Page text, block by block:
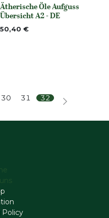
None
Ätherische Öle Aufguss
Übersicht A2 - DE
50,40 €
30 31 32
Policy